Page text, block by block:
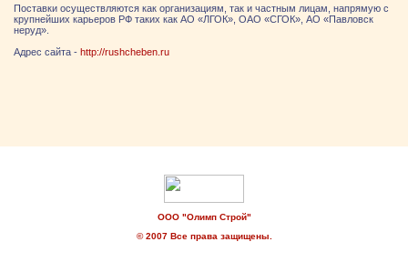
Поставки осуществляются как организациям, так и частным лицам, напрямую с
крупнейших карьеров РФ таких как АО «ЛГОК», ОАО «СГОК», АО «Павловск
неруд».
Адрес сайта - http://rushcheben.ru
ООО "Олимп Строй"
© 2007 Все права защищены.